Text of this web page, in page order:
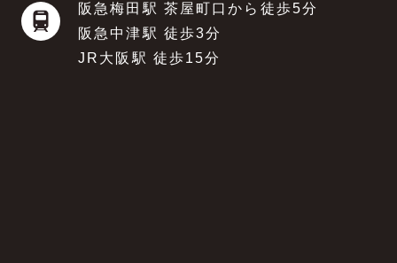
阪急梅田駅 茶屋町口から徒歩5分
阪急中津駅 徒歩3分
JR大阪駅 徒歩15分